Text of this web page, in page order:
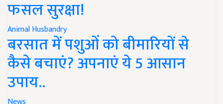
फसल सुरक्षा!
Animal Husbandry
बरसात में पशुओं को बीमारियों से
कैसे बचाएं? अपनाएं ये 5 आसान
उपाय..